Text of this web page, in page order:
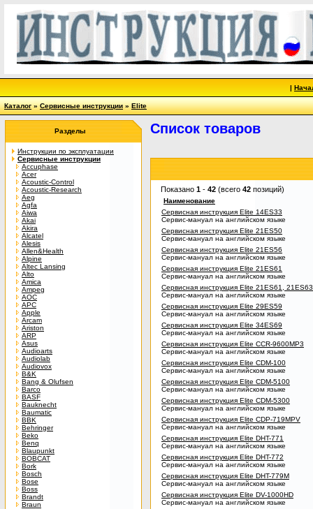
|
Каталог»Сервисные инструкции»Elite
Разделы
Инструкции по эксплуатации
Сервисные инструкции
Accuphase
Acer
Acoustic-Control
Acoustic-Research
Aeg
Agfa
Aiwa
Akai
Akira
Alcatel
Alesis
Allen&Health
Alpine
Altec Lansing
Alto
Amica
Ampeg
AOC
APC
Apple
Arcam
Ariston
ARP
Asus
Audioarts
Audiolab
Audiovox
B&K
Bang & Olufsen
Barco
BASF
Bauknecht
Baumatic
BBK
Behringer
Beko
Benq
Blaupunkt
BOBCAT
Bork
Bosch
Bose
Boss
Brandt
Braun
Список товаров
Показано 1 - 42 (всего 42 позиций)
Наименование
Сервисная инструкция Elite 14ES33
Сервис-мануал на английском языке
Сервисная инструкция Elite 21ES50
Сервис-мануал на английском языке
Сервисная инструкция Elite 21ES56
Сервис-мануал на английском языке
Сервисная инструкция Elite 21ES61
Сервис-мануал на английском языке
Сервисная инструкция Elite 21ES61, 21ES63
Сервис-мануал на английском языке
Сервисная инструкция Elite 29ES59
Сервис-мануал на английском языке
Сервисная инструкция Elite 34ES69
Сервис-мануал на английском языке
Сервисная инструкция Elite CCR-9600MP3
Сервис-мануал на английском языке
Сервисная инструкция Elite CDM-100
Сервис-мануал на английском языке
Сервисная инструкция Elite CDM-5100
Сервис-мануал на английском языке
Сервисная инструкция Elite CDM-5300
Сервис-мануал на английском языке
Сервисная инструкция Elite CDP-719MPV
Сервис-мануал на английском языке
Сервисная инструкция Elite DHT-771
Сервис-мануал на английском языке
Сервисная инструкция Elite DHT-772
Сервис-мануал на английском языке
Сервисная инструкция Elite DHT-779M
Сервис-мануал на английском языке
Сервисная инструкция Elite DV-1000HD
Сервис-мануал на английском языке